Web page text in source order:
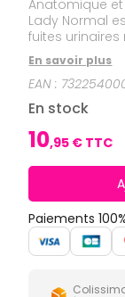
grasses
Toux
sèches
Sprays
Bains
bouche
bucco-
Jambes
lourdes
Anatomique et
Lady Normal
fuites
Système
anti-odeurs.
En savoir plus
EAN :
En stock
10,95 € TTC
Paiements